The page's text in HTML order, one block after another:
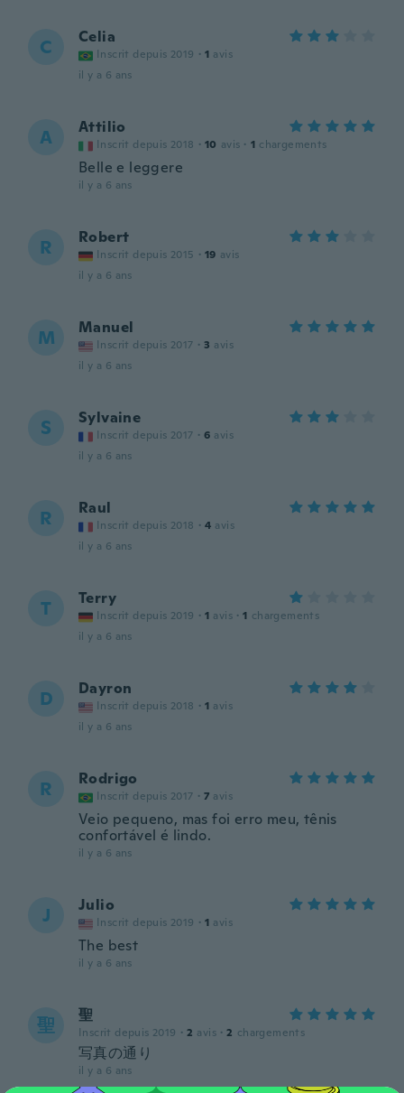
C Celia
Inscrit depuis 2019 · 1 avis
il y a 6 ans
A Attilio
Inscrit depuis 2018 · 10 avis · 1 chargements
Belle e leggere
il y a 6 ans
R Robert
Inscrit depuis 2015 · 19 avis
il y a 6 ans
M Manuel
Inscrit depuis 2017 · 3 avis
il y a 6 ans
S Sylvaine
Inscrit depuis 2017 · 6 avis
il y a 6 ans
R Raul
Inscrit depuis 2018 · 4 avis
il y a 6 ans
T Terry
Inscrit depuis 2019 · 1 avis · 1 chargements
il y a 6 ans
D Dayron
Inscrit depuis 2018 · 1 avis
il y a 6 ans
R Rodrigo
Inscrit depuis 2017 · 7 avis
Veio pequeno, mas foi erro meu, tênis
confortável é lindo.
il y a 6 ans
J Julio
Inscrit depuis 2019 · 1 avis
The best
il y a 6 ans
聖 聖
Inscrit depuis 2019 · 2 avis · 2 chargements
写真の通り
il y a 6 ans